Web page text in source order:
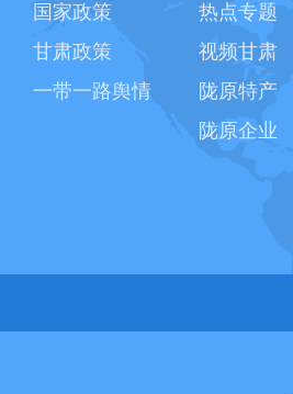
国家政策
甘肃政策
一带一路舆情
热点专题
视频甘肃
陇原特产
陇原企业